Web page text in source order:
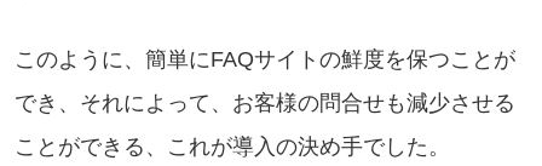
このように、簡単にFAQサイトの鮮度を保つことが
でき、それによって、お客様の問合せも減少させる
ことができる、これが導入の決め手でした。